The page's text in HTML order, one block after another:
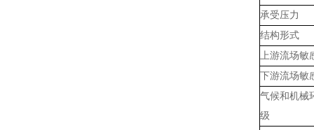
承受压力
结构形式
上游流场敏
下游流场敏
气候和机械
级